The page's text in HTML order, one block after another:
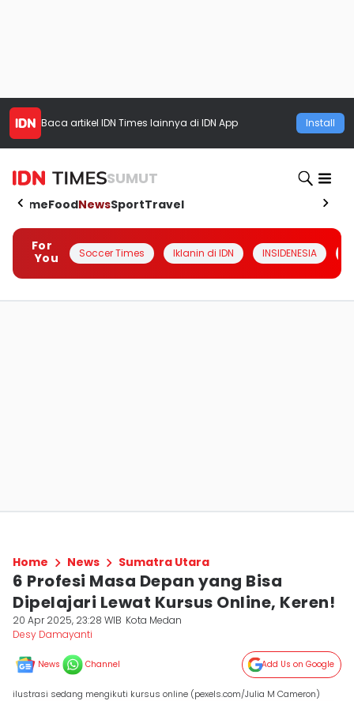
Baca artikel IDN Times lainnya di IDN App Install
SUMUT
HomeFoodNewsSportTravel
For
You
Soccer Times Iklanin di IDN INSIDENESIA
Home News Sumatra Utara
6 Profesi Masa Depan yang Bisa
Dipelajari Lewat Kursus Online, Keren!
20 Apr 2025, 23:28 WIB Kota Medan
Desy Damayanti
News Channel Add Us on Google
ilustrasi sedang mengikuti kursus online (pexels.com/Julia M Cameron)